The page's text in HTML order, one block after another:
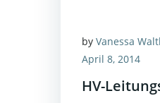
by Vanessa
April 8, 2014
HV-